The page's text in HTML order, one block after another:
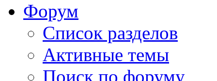
Форум
Список разделов
Активные темы
Поиск по форуму